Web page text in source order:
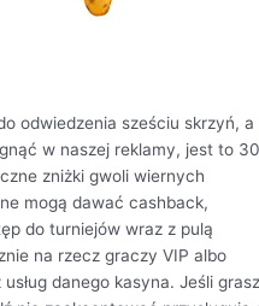
odwiedzenia sześciu skrzyń, a
w naszej reklamy, jest to
zniżki gwoli wiernych
mogą dawać cashback,
do turniejów wraz z pulą
na rzecz graczy VIP albo
danego kasyna. Jeśli grasz